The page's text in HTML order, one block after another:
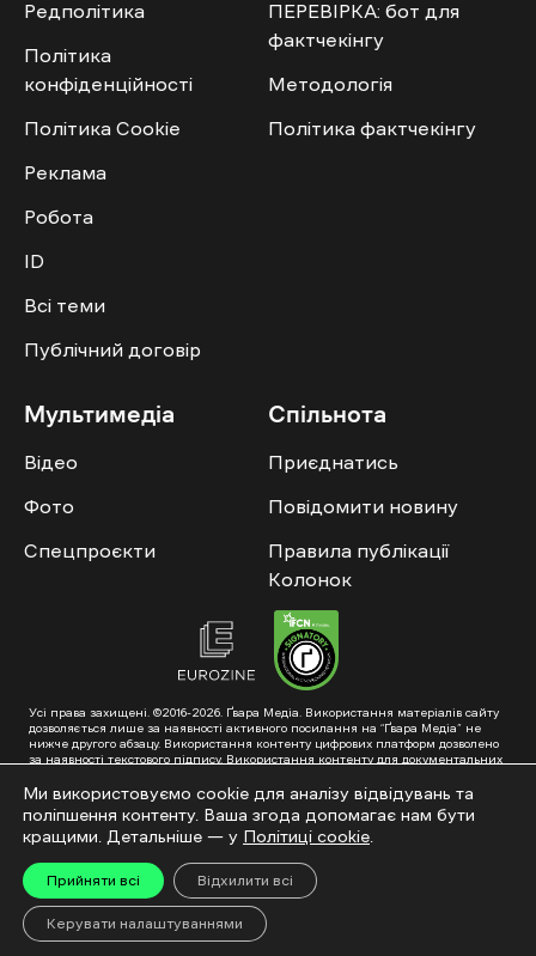
Редполітика
Політика
конфіденційності
Політика Cookie
Реклама
Робота
ID
Всі теми
Публічний договір
ПЕРЕВІРКА: бот для
фактчекінгу
Методологія
Політика фактчекінгу
Мультимедіа
Відео
Фото
Спецпроєкти
Спільнота
Приєднатись
Повідомити новину
Правила публікації
Колонок
Усі права захищені. ©2016-2026. Ґвара Медіа. Використання матеріалів сайту
дозволяється лише за наявності активного посилання на “Ґвара Медіа” не
нижче другого абзацу. Використання контенту цифрових платформ дозволено
за наявності текстового підпису. Використання контенту для документальних
схвалення від редакції.
Суб’єкт у сфері онлайн-медіа; ідентифікатор медіа – R40-01353. Поштова
адреса: ГО «Ґвара Медіа», 61057, Харків, вул. Гоголя, 14, абонентська скринька
№7400
Підкинь нам тему на пошту – hello@gwaramedia.com
Модернізація сайту:
Ми використовуємо cookie для аналізу відвідувань та
поліпшення контенту. Ваша згода допомагає нам бути
кращими. Детальніше — у Політиці cookie
Прийняти всі Відхилити всі
Керувати налаштуваннями